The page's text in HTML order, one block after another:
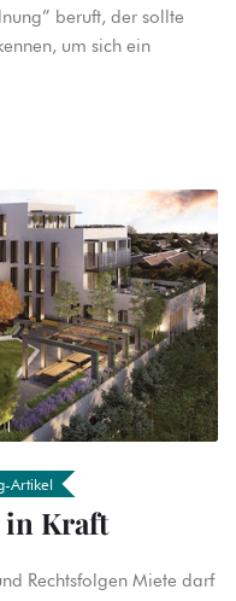
beruft, der sollte
um sich ein
Artikel
Kraft
Rechtsfolgen Miete darf